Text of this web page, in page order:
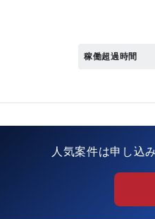
稼働超過時間
人気案件は申し込